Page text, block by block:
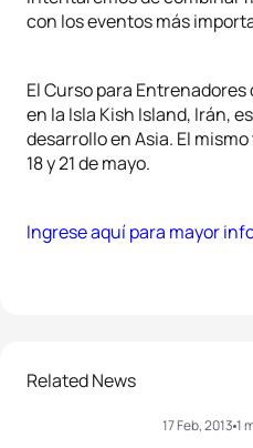
con los eventos más
El Curso para Entrenadores
en la Isla Kish Island, Irán,
desarrollo en Asia. El
18 y 21 de mayo.
Ingrese aquí para mayor
Related News
17 Feb, 2013 1